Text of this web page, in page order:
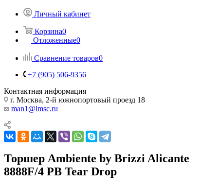
Личный кабинет
Корзина0
Отложенные0
Сравнение товаров0
+7 (905) 506-9356
Контактная информация
г. Москва, 2-й южнопортовый проезд 18
man1@lmsc.ru
Торшер Ambiente by Brizzi Alicante
8888F/4 PB Tear Drop